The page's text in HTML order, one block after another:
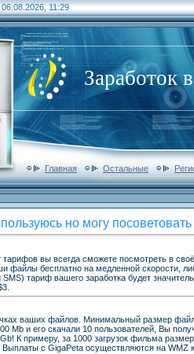
06.08.2026, 11:29
Заработок
Главная Остальные
но могу посоветовать
вы всегда сможете посмотреть в
файлы бесплатно на медленной скорости,
тариф вашего заработка будет
ваших файлов. Минимальный размер
Мb и его скачали 10 пользователей, Вы
К примеру, за 1000 загрузок фильма
Выплаты с GigaPeta осуществляются на